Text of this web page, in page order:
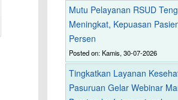
Mutu Pelayanan RSUD
Meningkat, Kepuasan
Persen
Posted on: Kamis, 30-07-2026
Tingkatkan Layanan
Pasuruan Gelar Webinar